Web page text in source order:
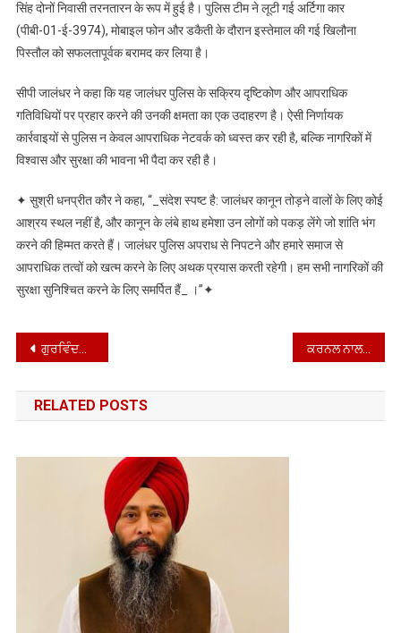
सिंह दोनों निवासी तरनतारन के रूप में हुई है। पुलिस टीम ने लूटी गई अर्टिगा कार
(पीबी-01-ई-3974), मोबाइल फोन और डकैती के दौरान इस्तेमाल की गई खिलौना
पिस्तौल को सफलतापूर्वक बरामद कर लिया है।
सीपी जालंधर ने कहा कि यह जालंधर पुलिस के सक्रिय दृष्टिकोण और आपराधिक
गतिविधियों पर प्रहार करने की उनकी क्षमता का एक उदाहरण है। ऐसी निर्णायक
कार्रवाइयों से पुलिस न केवल आपराधिक नेटवर्क को ध्वस्त कर रही है, बल्कि नागरिकों में
विश्वास और सुरक्षा की भावना भी पैदा कर रही है।
✦ सुश्री धनप्रीत कौर ने कहा, “_संदेश स्पष्ट है: जालंधर कानून तोड़ने वालों के लिए कोई
आश्रय स्थल नहीं है, और कानून के लंबे हाथ हमेशा उन लोगों को पकड़ लेंगे जो शांति भंग
करने की हिम्मत करते हैं। जालंधर पुलिस अपराध से निपटने और हमारे समाज से
आपराधिक तत्वों को खत्म करने के लिए अथक प्रयास करती रहेगी। हम सभी नागरिकों की
सुरक्षा सुनिश्चित करने के लिए समर्पित हैं_ ।”✦
Post
navigation
ਗੁਰਵਿੰਦਰ ਸਿੰਘ ਪਾਬਲਾ ਨੇ ਨਗਰ ਸੁਧਾਰ ਟਰੱਸਟ ਦੇ ਚੇਅਰਮੈਨ ਵਜੋਂ ਅਹੁਦਾ ਸੰਭਾਲਿਆ ਕਰਨਲ ਨਾਲ ਕੁੱਟਮਾਰ ਮਾਮਲੇ ‘ਚ ਜੈ ਇੰਦਰ ਕੌਰ ਨੇ ਐਸ.ਐਸ.ਪੀ ਨਾਨਕ ਸਿੰਘ ਤੋਂ ਇੰਨਸਾਫ ਦੀ ਕੀਤੀ ਮੰਗ
RELATED POSTS